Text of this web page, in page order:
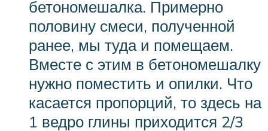
бетономешалка. Примерно
половину смеси, полученной
ранее, мы туда и помещаем.
Вместе с этим в бетономешалку
нужно поместить и опилки. Что
касается пропорций, то здесь на
1 ведро глины приходится 2/3